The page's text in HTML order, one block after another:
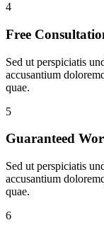
4
Free
Sed ut perspiciatis
accusantium
quae.
5
Guaranteed
Sed ut perspiciatis
accusantium
quae.
6